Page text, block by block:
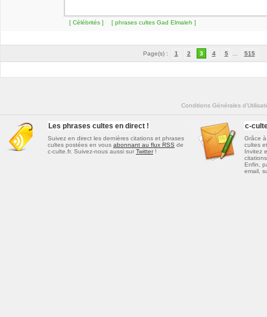
[ Célébrités ] [ phrases cultes Gad Elmaleh ]
Page(s) : 1 2 3 4 5 515
Conditions Générales
Les phrases cultes en direct !
Suivez en direct les dernières citations et phrases
cultes postées en vous abonnant au flux RSS de
c-culte.fr. Suivez-nous aussi sur Twitter!
c-
Grâce
cultes
Invitez
citations
Enfin,
email,